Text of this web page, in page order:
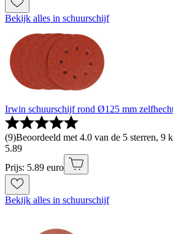
Bekijk alles in schuurschijf
Irwin schuurschijf rond Ø125 mm
(9)Beoordeeld met 4.0 van de 5 sterren, 9
5.89
Prijs: 5.89 euro
Bekijk alles in schuurschijf